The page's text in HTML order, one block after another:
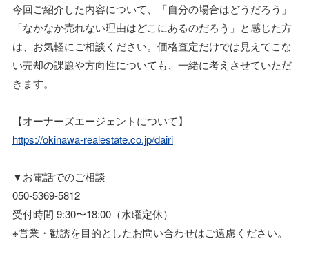
今回ご紹介した内容について、「自分の場合はどうだろう」
「なかなか売れない理由はどこにあるのだろう」と感じた方
は、お気軽にご相談ください。価格査定だけでは見えてこな
い売却の課題や方向性についても、一緒に考えさせていただ
きます。
【オーナーズエージェントについて】
https://okinawa-realestate.co.jp/dairi
▼お電話でのご相談
050-5369-5812
受付時間 9:30〜18:00（水曜定休）
※営業・勧誘を目的としたお問い合わせはご遠慮ください。